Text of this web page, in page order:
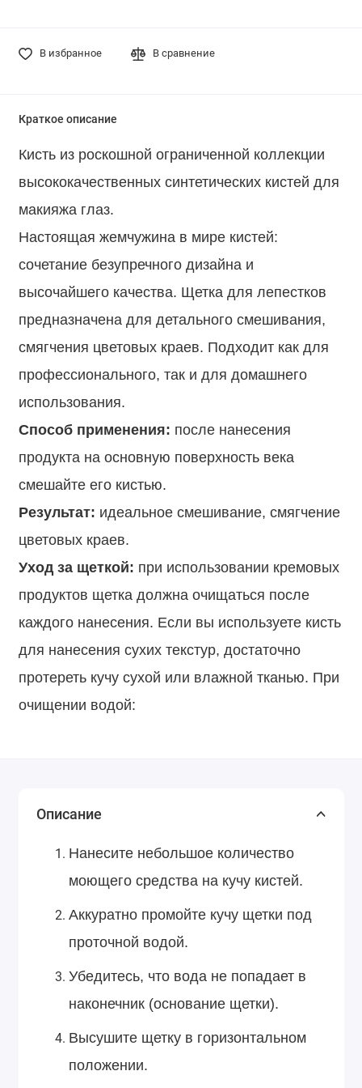
В избранное В сравнение
Краткое описание
Кисть из роскошной ограниченной коллекции
высококачественных синтетических кистей для
макияжа глаз.
Настоящая жемчужина в мире кистей:
сочетание безупречного дизайна и
высочайшего качества. Щетка для лепестков
предназначена для детального смешивания,
смягчения цветовых краев. Подходит как для
профессионального, так и для домашнего
использования.
Способ применения: после нанесения
продукта на основную поверхность века
смешайте его кистью.
Результат: идеальное смешивание, смягчение
цветовых краев.
Уход за щеткой: при использовании кремовых
продуктов щетка должна очищаться после
каждого нанесения. Если вы используете кисть
для нанесения сухих текстур, достаточно
протереть кучу сухой или влажной тканью. При
очищении водой:
Описание
Нанесите небольшое количество
моющего средства на кучу кистей.
Аккуратно промойте кучу щетки под
проточной водой.
Убедитесь, что вода не попадает в
наконечник (основание щетки).
Высушите щетку в горизонтальном
положении.